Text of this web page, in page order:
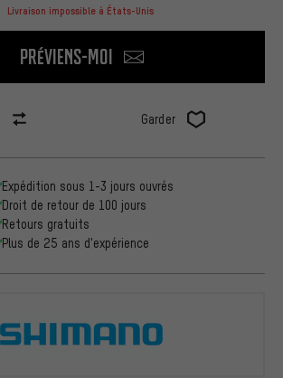
Livraison impossible à États-Unis
Préviens-moi
Garder
Expédition sous 1-3 jours ouvrés
Droit de retour de 100 jours
Retours gratuits
Plus de 25 ans d'expérience
Shimano